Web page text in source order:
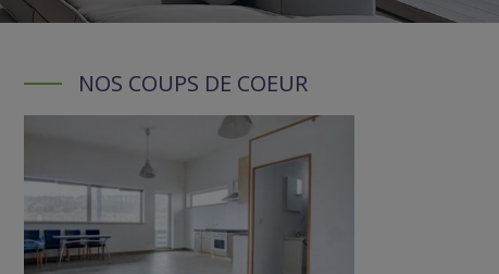
NOS COUPS DE COEUR